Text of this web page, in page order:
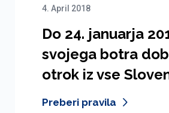
4. April 2018
Do 24. januarja
svojega botra
otrok iz vse
Preberi pravila